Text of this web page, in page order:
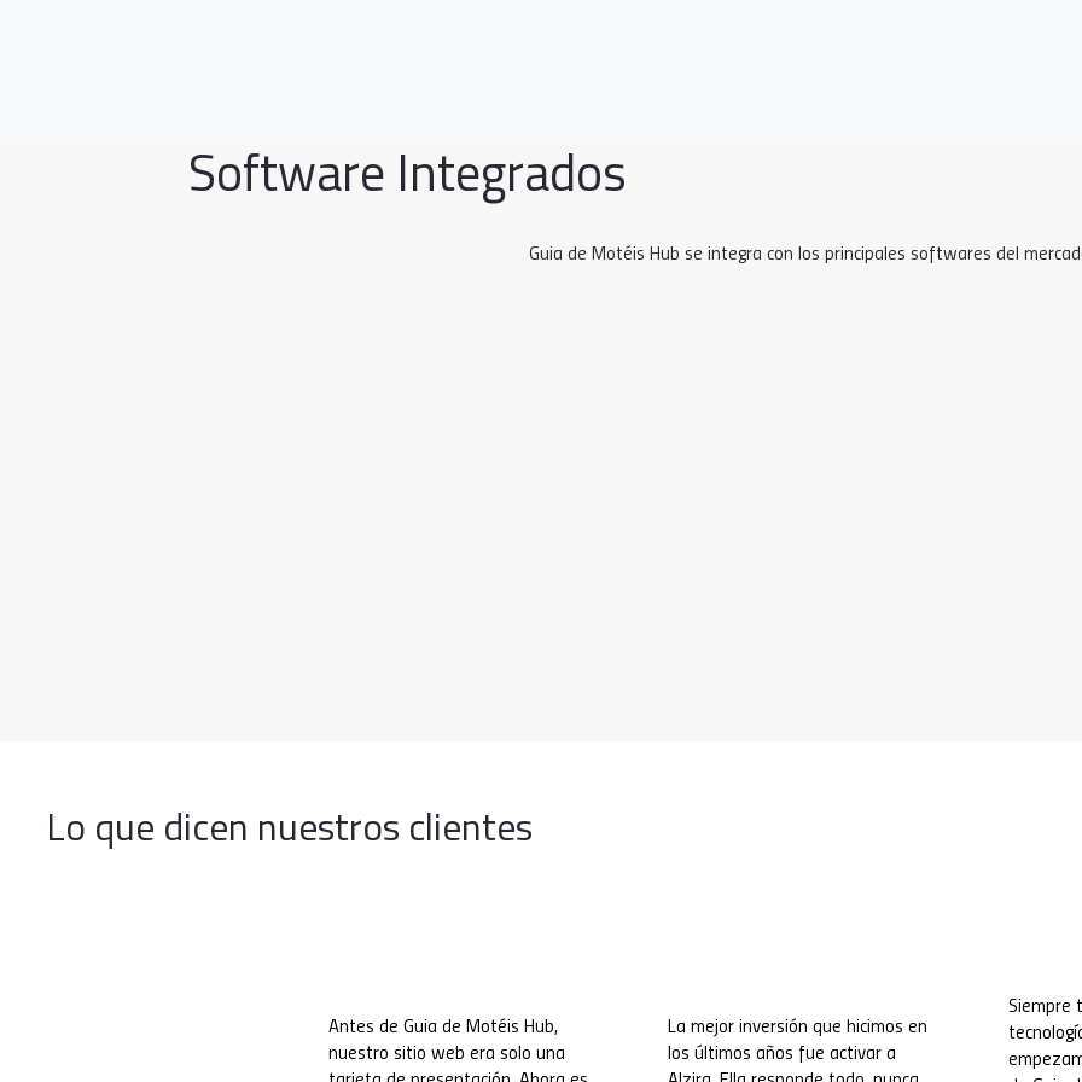
Lo que dicen nuestros clientes
Antes de Guia de Motéis Hub,
nuestro sitio web era solo una
La mejor inversión que hicimos en
los últimos años fue activar a
Siempre
Software Integrados
Guia de Motéis Hub se integra con los principales softwares del